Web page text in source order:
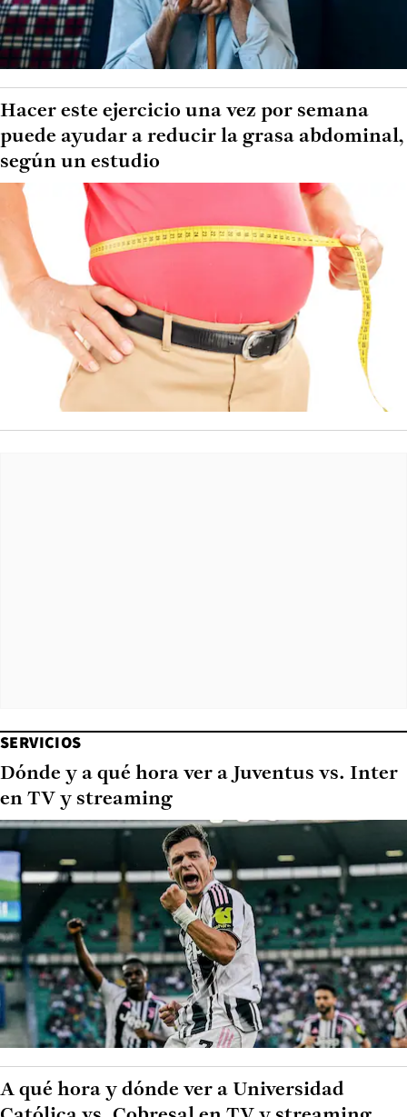
Hacer este ejercicio una vez por semana
puede ayudar a reducir la grasa abdominal,
según un estudio
SERVICIOS
Dónde y a qué hora ver a Juventus vs. Inter
en TV y streaming
A qué hora y dónde ver a Universidad